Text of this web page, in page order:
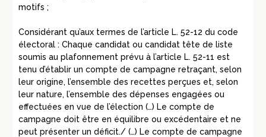
motifs ;
Considérant qu’aux termes de l’article L. 52-12 du code
électoral : Chaque candidat ou candidat tête de liste
soumis au plafonnement prévu à l’article L. 52-11 est
tenu d’établir un compte de campagne retraçant, selon
leur origine, l’ensemble des recettes perçues et, selon
leur nature, l’ensemble des dépenses engagées ou
effectuées en vue de l’élection (…) Le compte de
campagne doit être en équilibre ou excédentaire et ne
peut présenter un déficit./ (…) Le compte de campagne